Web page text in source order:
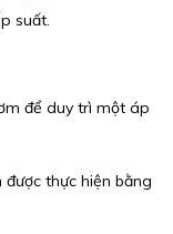
suất.
để duy trì một áp
thực hiện bằng